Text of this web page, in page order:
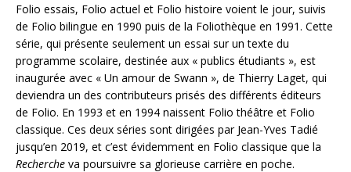
Folio essais, Folio actuel et Folio histoire voient le jour, suivis
de Folio bilingue en 1990 puis de la Foliothèque en 1991. Cette
série, qui présente seulement un essai sur un texte du
programme scolaire, destinée aux « publics étudiants », est
inaugurée avec « Un amour de Swann », de Thierry Laget, qui
deviendra un des contributeurs prisés des différents éditeurs
de Folio. En 1993 et en 1994 naissent Folio théâtre et Folio
classique. Ces deux séries sont dirigées par Jean-Yves Tadié
jusqu’en 2019, et c’est évidemment en Folio classique que la
Recherche va poursuivre sa glorieuse carrière en poche.